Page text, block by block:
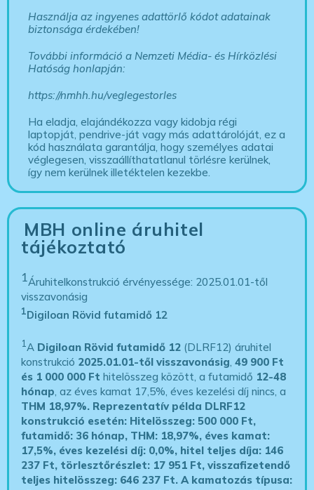
Használja az ingyenes adattörlő kódot adatainak
biztonsága érdekében!
További információ a Nemzeti Média- és Hírközlési
Hatóság honlapján:
https://nmhh.hu/veglegestorles
Ha eladja, elajándékozza vagy kidobja régi
laptopját, pendrive-ját vagy más adattárolóját, ez a
kód használata garantálja, hogy személyes adatai
véglegesen, visszaállíthatatlanul törlésre kerülnek,
így nem kerülnek illetéktelen kezekbe.
MBH online áruhitel
tájékoztató
1Áruhitelkonstrukció érvényessége: 2025.01.01-től
visszavonásig
1Digiloan Rövid futamidő 12
1A Digiloan Rövid futamidő 12 (DLRF12) áruhitel
konstrukció 2025.01.01-től visszavonásig,49 900 Ft
és 1 000 000 Ft hitelösszeg között, a futamidő 12-48
hónap, az éves kamat 17,5%, éves kezelési díj nincs, a
THM 18,97%. Reprezentatív példa DLRF12
konstrukció esetén: Hitelösszeg: 500 000 Ft,
futamidő: 36 hónap, THM: 18,97%, éves kamat:
17,5%, éves kezelési díj: 0,0%, hitel teljes díja: 146
237 Ft, törlesztőrészlet: 17 951 Ft, visszafizetendő
teljes hitelösszeg: 646 237 Ft.A kamatozás típusa: